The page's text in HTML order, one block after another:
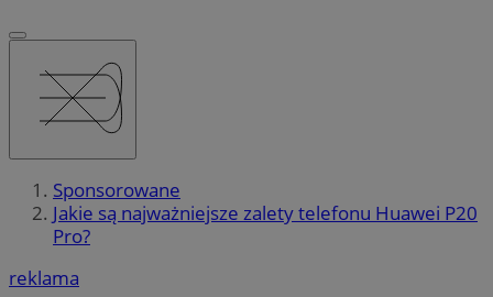
Sponsorowane
Jakie są najważniejsze zalety telefonu Huawei P20
Pro?
reklama